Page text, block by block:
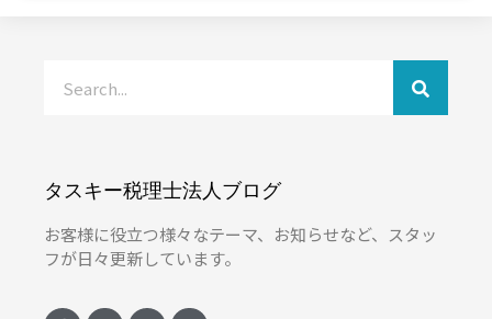
タスキー税理士法人ブログ
お客様に役立つ様々なテーマ、お知らせなど、スタッ
フが日々更新しています。